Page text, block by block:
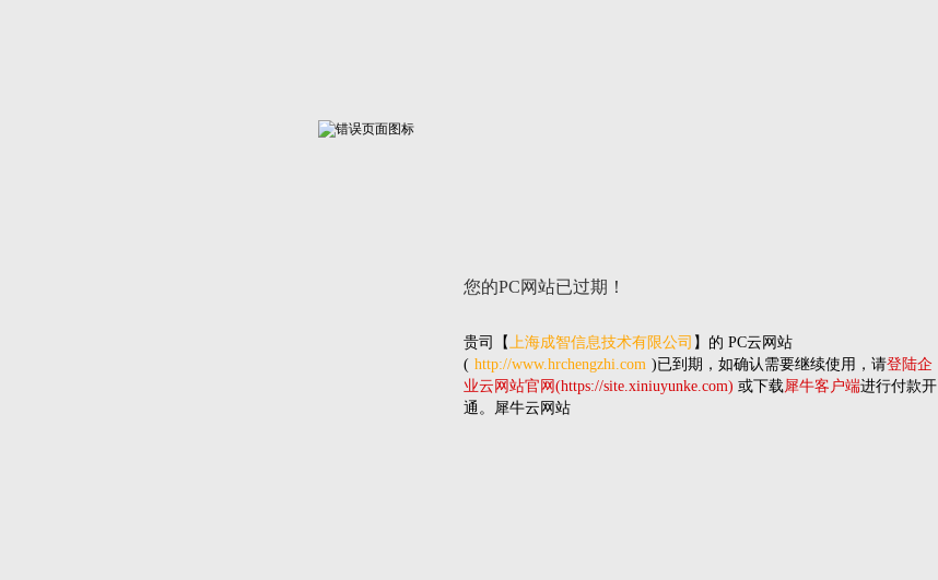
您的PC网站已过期！
贵司 【上海成智信息技术有限公司 】的 PC云网站
( http://www.hrchengzhi.com )已到期，如确认需要继续使用，请登陆企
业云网站官网(https://site.xiniuyunke.com) 或下载犀牛客户端进行付款开
通。犀牛云网站